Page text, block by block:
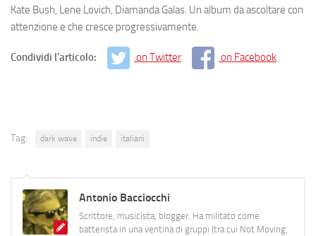
Kate Bush, Lene Lovich, Diamanda Galas. Un album da ascoltare con
attenzione e che cresce progressivamente.
Condividi l'articolo: on Twitter on Facebook
Tag: dark wave indie italiani
Antonio Bacciocchi
Scrittore, musicista, blogger. Ha militato come
batterista in una ventina di gruppi (tra cui Not Moving,